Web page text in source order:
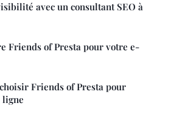
avec un consultant SEO à
Friends of Presta pour votre e-
Friends of Presta pour
ligne